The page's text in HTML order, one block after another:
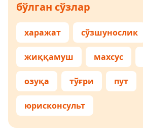
бўлган сўзлар
харажат сўзшунослик
жиққамуш махсус
озуқа тўғри пут
юрисконсульт